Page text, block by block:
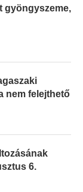
gyöngyszeme,
nem felejthető
6.